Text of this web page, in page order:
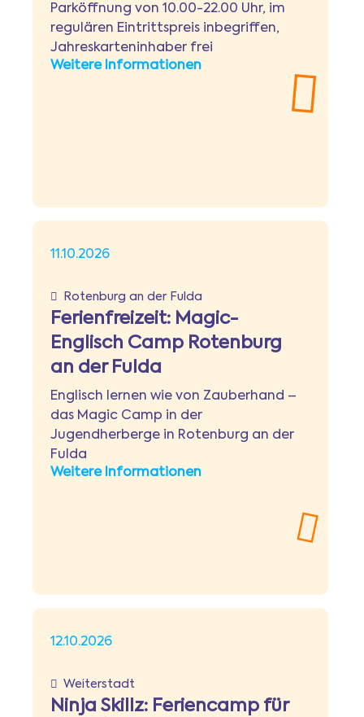
Parköffnung von 10.00-22.00 Uhr, im
regulären Eintrittspreis inbegriffen,
Jahreskarteninhaber frei
Weitere Informationen
11.10.2026
Rotenburg an der Fulda
Ferienfreizeit: Magic-
Englisch Camp Rotenburg
an der Fulda
Englisch lernen wie von Zauberhand –
das Magic Camp in der
Jugendherberge in Rotenburg an der
Fulda
Weitere Informationen
12.10.2026
Weiterstadt
Ninja Skillz: Feriencamp für